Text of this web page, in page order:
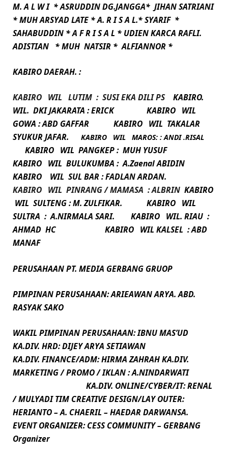
M. A L W I * ASRUDDIN DG.JANGGA* JIHANSATRIANI
* MUH ARSYAD LATE * A. R I S A L.* SYARIF *
SAHABUDDIN * A F R I S A L * UDIEN KARCA RAFLI.
ADISTIAN * MUH NATSIR *ALFIANNOR *
KABIRO DAERAH. :
KABIRO WIL LUTIM : SUSI EKA DILI PS KABIRO.
WIL. DKIJAKARATA : ERICK KABIRO WIL
GOWA : ABD GAFFAR KABIRO WIL TAKALAR
SYUKUR JAFAR. KABIRO WIL MAROS: : ANDI .RISAL
KABIRO WIL PANGKEP : MUH YUSUF
KABIRO WIL BULUKUMBA : A.Zaenal ABIDIN
KABIRO WIL SUL BAR : FADLAN ARDAN.
KABIRO WIL PINRANG / MAMASA : ALBRIN KABIRO
WIL SULTENG : M. ZULFIKAR. KABIRO WIL
SULTRA : A.NIRMALA SARI. KABIRO WIL. RIAU :
AHMAD HC KABIRO WIL KALSEL : ABD
MANAF
PERUSAHAANPT. MEDIA GERBANG GRUOP
PIMPINAN PERUSAHAAN: ARIEAWAN ARYA. ABD.
RASYAK SAKO
WAKIL PIMPINAN PERUSAHAAN: IBNU MAS’UD
KA.DIV. HRD: DIJEY ARYA SETIAWAN
KA.DIV. FINANCE/ADM: HIRMA ZAHRAHKA.DIV.
MARKETING / PROMO / IKLAN : A.NINDARWATI
KA.DIV. ONLINE/CYBER/IT: RENAL
/ MULYADITIM CREATIVE DESIGN/LAY OUTER:
HERIANTO – A. CHAERIL – HAEDAR DARWANSA.
EVENT ORGANIZER: CESS COMMUNITY – GERBANG
Organizer